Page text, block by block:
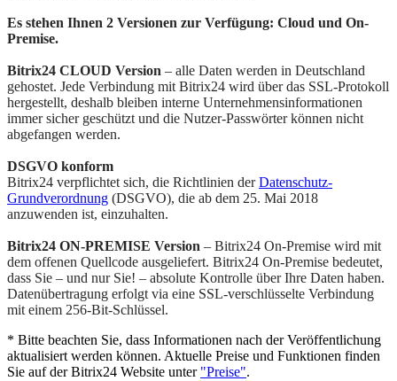
Es stehen Ihnen 2 Versionen zur Verfügung: Cloud und On-
Premise.
Bitrix24 CLOUD Version – alle Daten werden in Deutschland
gehostet. Jede Verbindung mit Bitrix24 wird über das SSL-Protokoll
hergestellt, deshalb bleiben interne Unternehmensinformationen
immer sicher geschützt und die Nutzer-Passwörter können nicht
abgefangen werden.
DSGVO konform
Bitrix24 verpflichtet sich, die Richtlinien derDatenschutz-
Grundverordnung (DSGVO), die ab dem 25. Mai 2018
anzuwenden ist, einzuhalten.
Bitrix24 ON-PREMISE Version – Bitrix24 On-Premise wird mit
dem offenen Quellcode ausgeliefert. Bitrix24 On-Premise bedeutet,
dass Sie – und nur Sie! – absolute Kontrolle über Ihre Daten haben.
Datenübertragung erfolgt via eine SSL-verschlüsselte Verbindung
mit einem 256-Bit-Schlüssel.
* Bitte beachten Sie, dass Informationen nach der Veröffentlichung
aktualisiert werden können. Aktuelle Preise und Funktionen finden
Sie auf der Bitrix24 Website unter "Preise".